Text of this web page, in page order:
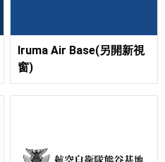
Iruma Air Base(另開新視
窗)